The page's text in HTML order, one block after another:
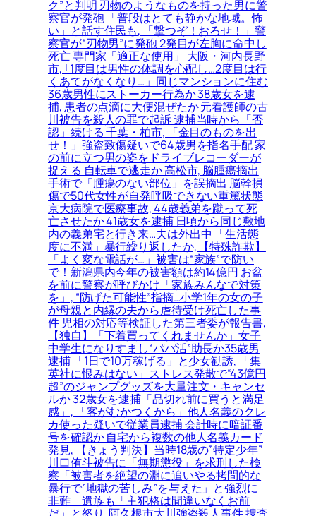
ク”と判明 刃物のようなものを持った男に警
察官が発砲 「普段はとても静かな地域。怖
い」と話す住民も, 「撃つぞ！おろせ！」警
察官が“刃物男”に発砲 2発目が左胸に命中し
死亡 専門家「適正な使用」 大阪・河内長野
市, ｢1度目は男性の体調を心配し…2度目は行
くあてがなくなり…」同じマンションに住む
36歳男性にストーカー行為か 38歳女を逮
捕, 患者の点滴に大便混ぜたか 元看護師の古
川被告を殺人の罪で起訴 逮捕当時から「否
認」続ける 千葉・柏市, 「金目のものを出
せ！」強盗致傷疑いで64歳男を指名手配 家
の前に立つ男の姿をドライブレコーダーが
捉える 自転車で逃走か 高松市, 脳腫瘍摘出
手術で「腫瘍のない部位」を誤摘出 脳幹損
傷で50代女性が自発呼吸できない重篤状態
京大病院で医療事故, 44歳義弟を蹴って死
亡させたか 41歳女を逮捕 日頃から同じ敷地
内の義弟宅と行き来…夫は外出中 「生活態
度に不満」暴行繰り返したか, 【特殊詐欺】
「よく変な電話が…」被害は“家族”で防い
で！新潟県内今年の被害額は約14億円 お盆
を前に警察が呼びかけ「家族みんなで対策
を」, “防げた可能性”指摘…小学1年の女の子
が母親と内縁の夫から虐待受け死亡した事
件 児相の対応等検証した第三者委が報告書,
【独自】「下着買ってくれませんか」女子
中学生になりすまし“パパ活”助長か35歳男
逮捕 「1日で10万稼げる」と少女勧誘, 「集
英社に恨みはない」ストレス発散で“43億円
超”のジャンプグッズを大量注文・キャンセ
ルか 32歳女を逮捕「品切れ前に買うと満足
感」, 「客がむかつくから」他人名義のクレ
カ使った疑いで従業員逮捕 会計時に暗証番
号を確認か 自宅から複数の他人名義カード
発見, 【きょう判決】当時18歳の”特定少年”
川口侑斗被告に「無期懲役」を求刑した検
察「被害者を絶望の淵に追いやる拷問的な
暴行で”地獄の苦しみ”を与えた」と強烈に
非難＿遺族も「主犯格は間違いなくお前